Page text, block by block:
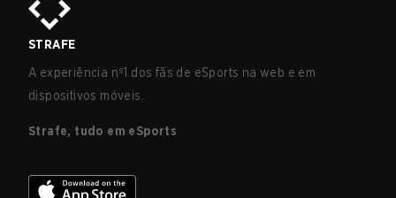
STRAFE
A experiência nº1 dos fãs de eSports na web e em
dispositivos móveis.
Strafe, tudo em eSports